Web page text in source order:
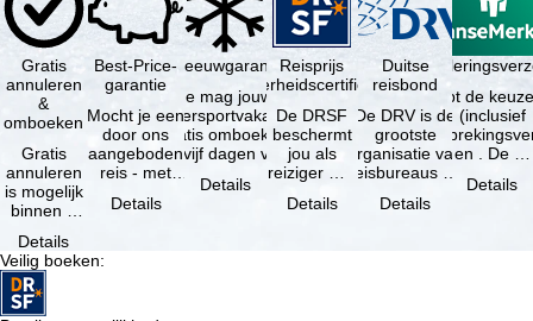
Gratis
annuleren
&
omboeken
Gratis
annuleren
is mogelijk
binnen 5
de
boeking,
als jouw
vakantie …
Details
Best-Price-
garantie
Mocht je een
door ons
aangeboden
reis - met
beschikbaarheid
Details
Sneeuwgarantie
Je mag jouw
wintersportvakantie
gratis omboeken
als vijf dagen voor
Details
Reisprijs
zekerheidscertificaat
De DRSF
beschermt
jou als
reiziger met
pakketreis
Details
Duitse
reisbond
De DRV is de
grootste
organisatie van
reisbureaus en
in Duitsland. …
Details
Je hebt de
(inclusief
en . De …
Details
Veilig boeken: